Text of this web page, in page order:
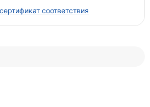
соответствия